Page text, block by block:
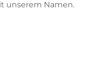
unserem Namen.